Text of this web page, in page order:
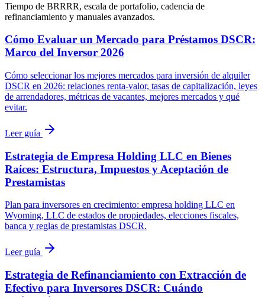
Tiempo de BRRRR, escala de portafolio, cadencia de
refinanciamiento y manuales avanzados.
Cómo Evaluar un Mercado para Préstamos DSCR:
Marco del Inversor 2026
Cómo seleccionar los mejores mercados para inversión de alquiler
DSCR en 2026: relaciones renta-valor, tasas de capitalización, leyes
de arrendadores, métricas de vacantes, mejores mercados y qué
evitar.
Leer guía
Estrategia de Empresa Holding LLC en Bienes
Raíces: Estructura, Impuestos y Aceptación de
Prestamistas
Plan para inversores en crecimiento: empresa holding LLC en
Wyoming, LLC de estados de propiedades, elecciones fiscales,
banca y reglas de prestamistas DSCR.
Leer guía
Estrategia de Refinanciamiento con Extracción de
Efectivo para Inversores DSCR: Cuándo